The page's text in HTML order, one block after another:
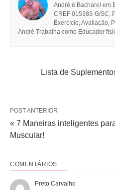
André é Bacharel em
CREF 015383-G/SC,
Exercício, Avaliação,
André Trabalha como Educador
Lista de
POST ANTERIOR
« 7 Maneiras inteligentes
Muscular!
COMENTÁRIOS
Preto Carvalho